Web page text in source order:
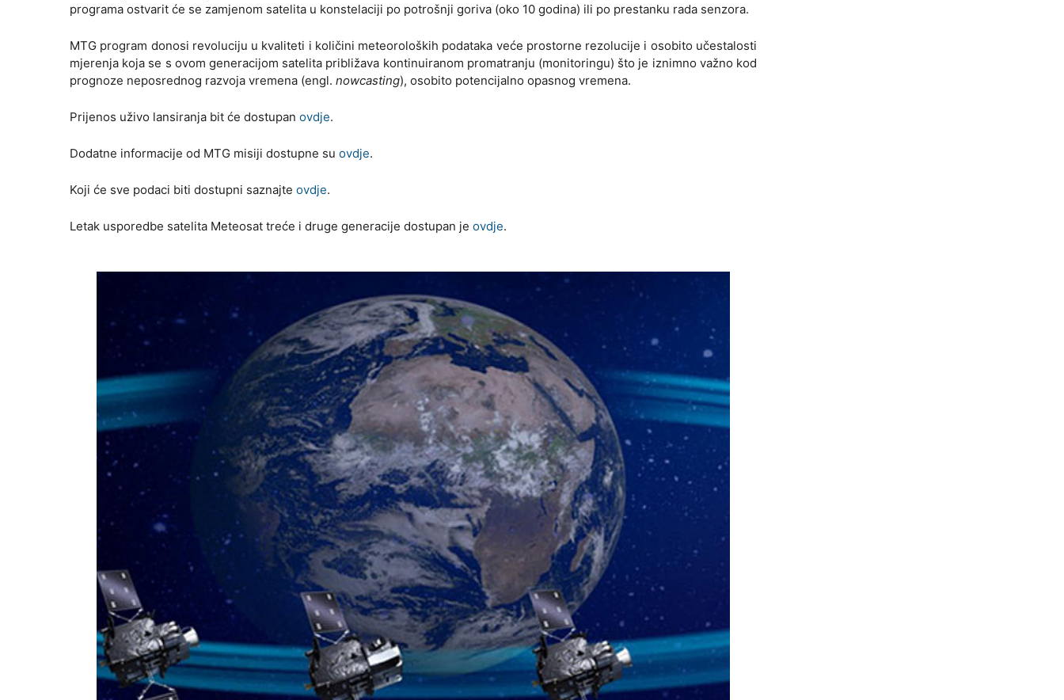
programa ostvarit će se zamjenom satelita u konstelaciji po potrošnji goriva (oko 10 godina) ili po prestanku rada senzora.
MTG program donosi revoluciju u kvaliteti i količini meteoroloških podataka veće prostorne rezolucije i osobito učestalosti
mjerenja koja se s ovom generacijom satelita približava kontinuiranom promatranju (monitoringu) što je iznimno važno kod
prognoze neposrednog razvoja vremena (engl. nowcasting), osobito potencijalno opasnog vremena.
Prijenos uživo lansiranja bit će dostupan ovdje.
Dodatne informacije od MTG misiji dostupne su ovdje.
Koji će sve podaci biti dostupni saznajte ovdje.
Letak usporedbe satelita Meteosat treće i druge generacije dostupan je ovdje.